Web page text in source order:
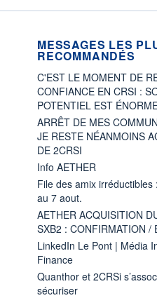
MESSAGES LES
RECOMMANDÉS
C'EST LE MOMENT DE
CONFIANCE EN CRSI :
POTENTIEL EST
ARRÊT DE MES
JE RESTE NÉANMOINS
DE 2CRSI
Info AETHER
File des amix irréductibles
au 7 aout.
AETHER ACQUISITION
SXB2 : CONFIRMATION /
LinkedIn Le Pont | Média
Finance
Quanthor et 2CRSi
sécuriser